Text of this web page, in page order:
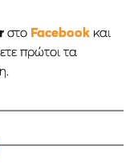
στο Facebookκαι
πρώτοι τα